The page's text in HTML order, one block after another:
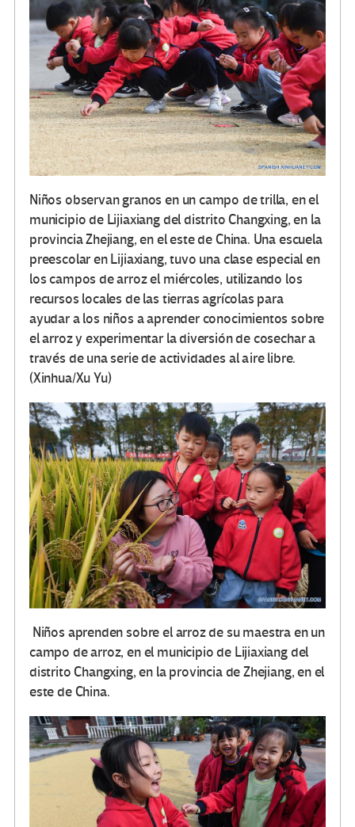
Niños observan granos en un campo de trilla, en el
municipio de Lijiaxiang del distrito Changxing, en la
provincia Zhejiang, en el este de China. Una escuela
preescolar en Lijiaxiang, tuvo una clase especial en
los campos de arroz el miércoles, utilizando los
recursos locales de las tierras agrícolas para
ayudar a los niños a aprender conocimientos sobre
el arroz y experimentar la diversión de cosechar a
través de una serie de actividades al aire libre.
(Xinhua/Xu Yu)
Niños aprenden sobre el arroz de su maestra en un
campo de arroz, en el municipio de Lijiaxiang del
distrito Changxing, en la provincia de Zhejiang, en el
este de China.